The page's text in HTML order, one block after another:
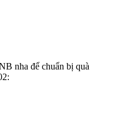
nha để chuẩn bị quà